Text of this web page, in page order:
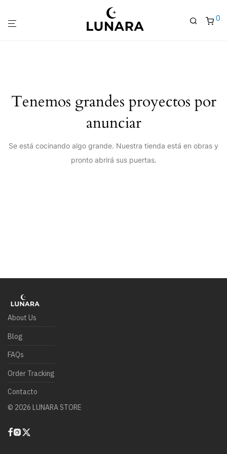
0
Tenemos grandes proyectos por
anunciar
Se está cocinando algo grande. Nuestra tienda está en obras y
pronto abrirá sus puertas.
About Us
Blog
FAQs
Order Tracking
Contacto
© 2026 LUNARA STORE